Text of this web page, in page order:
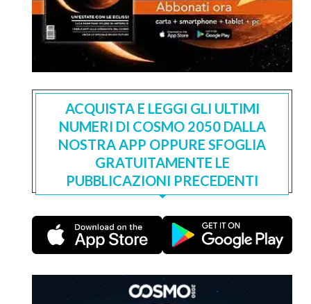
ACQUISTA E LEGGI GLI ULTIMI
NUMERI DI COSMO 2050 DALLA
NOSTRA APP OPPURE SFOGLIA
GRATUITAMENTE LE
PUBBLICAZIONI PRECEDENTI